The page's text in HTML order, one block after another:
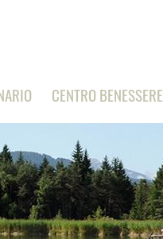
CENTRO BENESSERE